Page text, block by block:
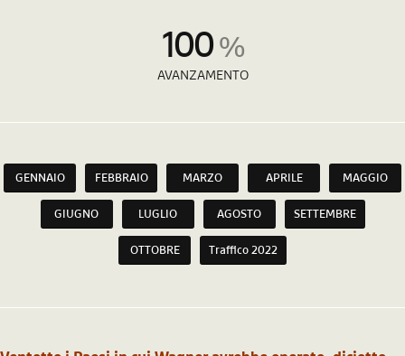
100 %
AVANZAMENTO
GENNAIO FEBBRAIO MARZO APRILE MAGGIO
GIUGNO LUGLIO AGOSTO SETTEMBRE
OTTOBRE Traffico 2022